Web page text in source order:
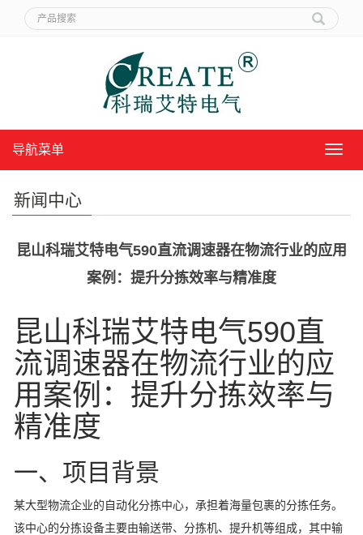
导
导航菜单
新闻中心
昆山科瑞艾特电气590直流调速器在物流行业的应用
案例：提升分拣效率与精准度
昆山科瑞艾特电气590直
流调速器在物流行业的应
用案例：提升分拣效率与
精准度
一、项目背景
某大型物流企业的自动化分拣中心，承担着海量包裹的分拣任务。
该中心的分拣设备主要由输送带、分拣机、提升机等组成，其中输